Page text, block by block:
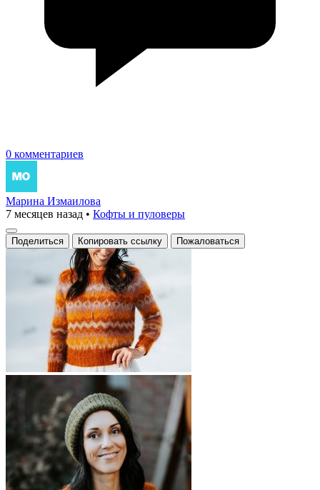
0 комментариев
Марина Измаилова
7 месяцев назад • Кофты и пуловеры
Поделиться Копировать ссылку Пожаловаться